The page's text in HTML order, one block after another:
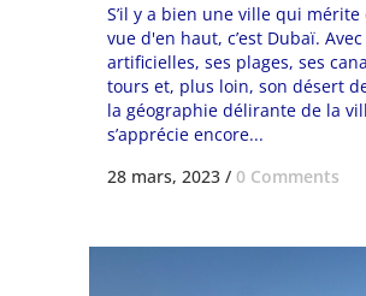
S’il y a bien une ville qui mérite
vue d'en haut, c’est Dubaï.
artificielles, ses plages, ses
tours et, plus loin, son désert
la géographie délirante de la
s’apprécie encore...
28 mars, 2023 / 0 Comments